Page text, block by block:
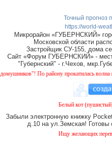
Точный прогноз
https://world-
Микрорайон «ГУБЕРНСКИЙ»
Московской области
Застройщик СУ-155, дома
Сайт «Форум ГУБЕРНСКИЙ» -
"Губернский" - г.Чехов,
По району прокатилась волна
Белый кот (пушистый),
Забыли электронную книжку
д.10 на ул.Земская! Готовы
Ищу желающих